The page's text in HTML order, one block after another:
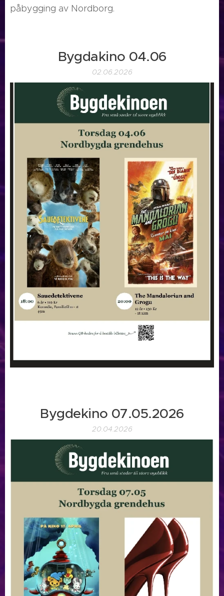
påbygging av Nordborg.
Bygdakino 04.06
02.06.2026
Bygdekino 07.05.2026
20.04.2026